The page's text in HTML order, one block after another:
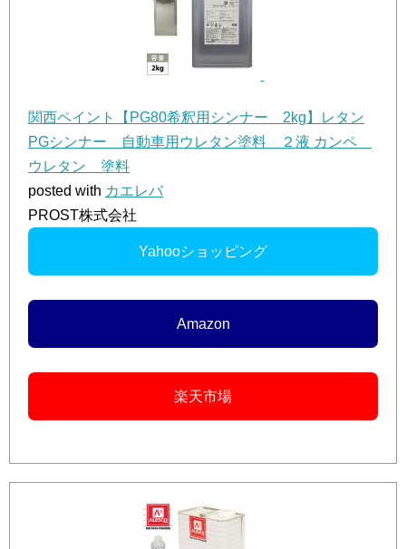
関西ペイント【PG80希釈用シンナー 2kg】レタン
PGシンナー 自動車用ウレタン塗料 ２液 カンペ
ウレタン 塗料
posted with カエレバ
PROST株式会社
Yahooショッピング
Amazon
楽天市場